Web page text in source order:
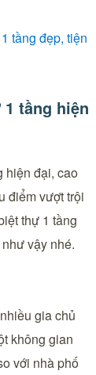
tầng đẹp, tiện
tầng hiện
hiện đại, cao
điểm vượt trội
thự 1 tầng
vậy nhé.
gia chủ
không gian
với nhà phố